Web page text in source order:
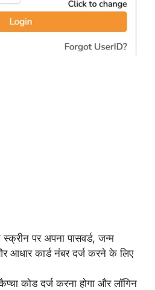
पर अपना पासवर्ड, जन्म
आधार कार्ड नंबर दर्ज करने के लिए
कोड दर्ज करना होगा और लॉगिन